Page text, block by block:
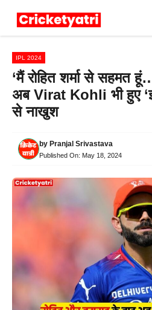
IPL 2024
‘मैं रोहित शर्मा से सहमत
अब Virat Kohli भी हुए
से नाखुश
by Pranjal Srivastava
Published On: May 18, 2024